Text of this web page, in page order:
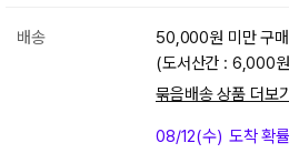
배송 50,000원 미만 구매
(도서산간 : 6,000
묶음배송 상품 더보기
08/12(수) 도착 확